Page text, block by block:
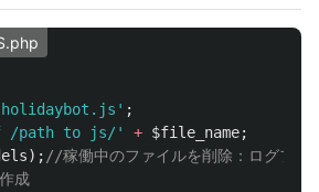
;
/path to js/' + $file_name;
); //稼働中のファイルを削除：ログファ
成